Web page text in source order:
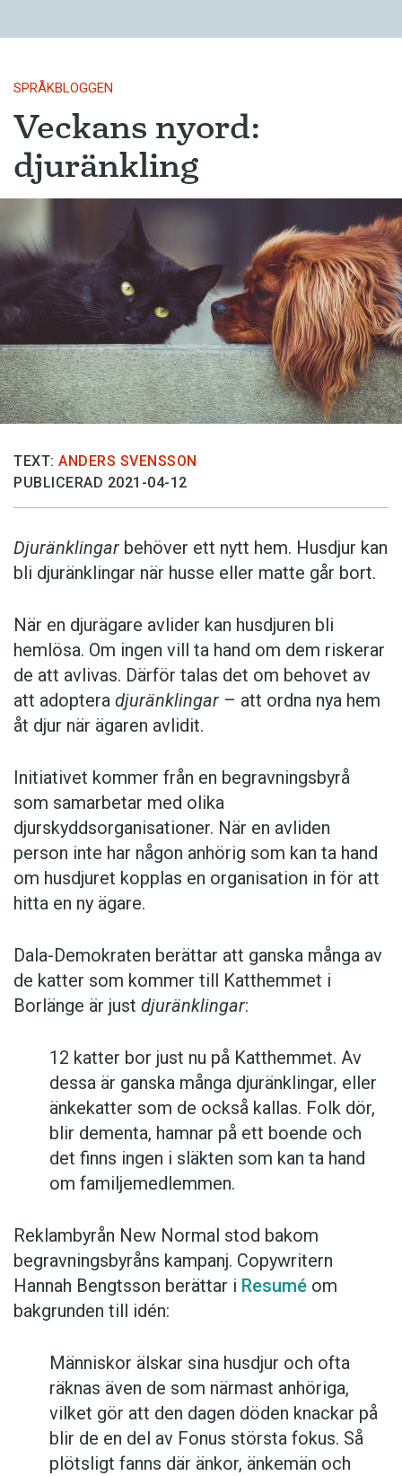
SPRÅKBLOGGEN
Veckans nyord:
djuränkling
TEXT: ANDERS SVENSSON
PUBLICERAD 2021-04-12
Djuränklingar behöver ett nytt hem. Husdjur kan
bli djuränklingar när husse eller matte går bort.
När en djurägare avlider kan husdjuren bli
hemlösa. Om ingen vill ta hand om dem riskerar
de att avlivas. Därför talas det om behovet av
att adoptera djuränklingar – att ordna nya hem
åt djur när ägaren avlidit.
Initiativet kommer från en begravningsbyrå
som samarbetar med olika
djurskyddsorganisationer. När en avliden
person inte har någon anhörig som kan ta hand
om husdjuret kopplas en organisation in för att
hitta en ny ägare.
Dala-Demokraten berättar att ganska många av
de katter som kommer till Katthemmet i
Borlänge är just djuränklingar:
12 katter bor just nu på Katthemmet. Av
dessa är ganska många djuränklingar, eller
änkekatter som de också kallas. Folk dör,
blir dementa, hamnar på ett boende och
det finns ingen i släkten som kan ta hand
om familjemedlemmen.
Reklambyrån New Normal stod bakom
begravningsbyråns kampanj. Copywritern
Hannah Bengtsson berättar i Resumé om
bakgrunden till idén:
Människor älskar sina husdjur och ofta
räknas även de som närmast anhöriga,
vilket gör att den dagen döden knackar på
blir de en del av Fonus största fokus. Så
plötsligt fanns där änkor, änkemän och